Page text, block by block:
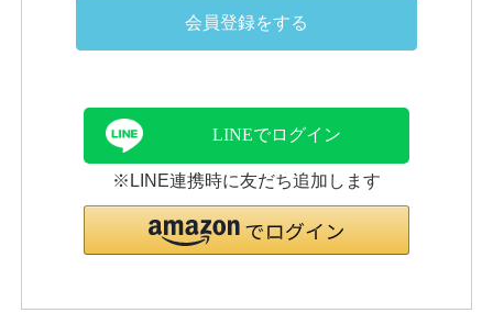
会員登録をする
LINEでログイン
※LINE連携時に友だち追加します